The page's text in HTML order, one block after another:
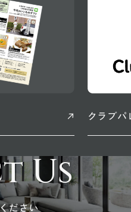
クラブ
Us
ださい